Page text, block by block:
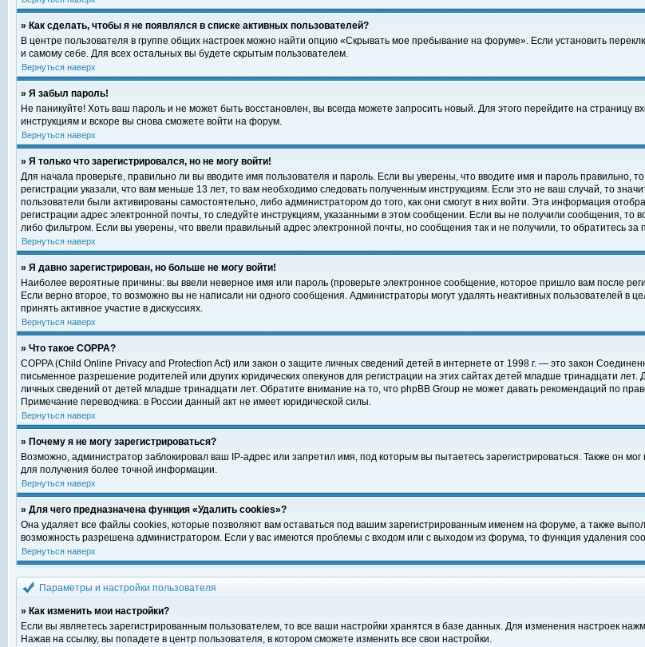
» Как сделать, чтобы я не появлялся в списке активных пользователей?
В центре пользователя в группе общих настроек можно найти опцию «Скрывать мое пребывание на форуме». Если установить
и самому себе. Для всех остальных вы будете скрытым пользователем.
Вернуться наверх
» Я забыл пароль!
Не паникуйте! Хоть ваш пароль и не может быть восстановлен, вы всегда можете запросить новый. Для этого перейдите на
инструкциям и вскоре вы снова сможете войти на форум.
Вернуться наверх
» Я только что зарегистрировался, но не могу войти!
Для начала проверьте, правильно ли вы вводите имя пользователя и пароль. Если вы уверены, что вводите имя и пароль правильно,
регистрации указали, что вам меньше 13 лет, то вам необходимо следовать полученным инструкциям. Если это не ваш случай, то
пользователи были активированы самостоятельно, либо администратором до того, как они смогут в них войти. Эта информация
регистрации адрес электронной почты, то следуйте инструкциям, указанными в этом сообщении. Если вы не получили сообщения, то
либо фильтром. Если вы уверены, что ввели правильный адрес электронной почты, но сообщения так и не получили, то обратитесь
Вернуться наверх
» Я давно зарегистрирован, но больше не могу войти!
Наиболее вероятные причины: вы ввели неверное имя или пароль (проверьте электронное сообщение, которое пришло вам после
Если верно второе, то возможно вы не написали ни одного сообщения. Администраторы могут удалять неактивных пользователей в
принять активное участие в дискуссиях.
Вернуться наверх
» Что такое COPPA?
COPPA (Child Online Privacy and Protection Act) или закон о защите личных сведений детей в интернете от 1998 г. — это закон
письменное разрешение родителей или других юридических опекунов для регистрации на этих сайтах детей младше тринадцати
личных сведений от детей младше тринадцати лет. Обратите внимание на то, что phpBB Group не может давать рекомендаций по
Примечание переводчика: в России данный акт не имеет юридической силы.
Вернуться наверх
» Почему я не могу зарегистрироваться?
Возможно, администратор заблокировал ваш IP-адрес или запретил имя, под которым вы пытаетесь зарегистрироваться. Также он
для получения более точной информации.
Вернуться наверх
» Для чего предназначена функция «Удалить cookies»?
Она удаляет все файлы cookies, которые позволяют вам оставаться под вашим зарегистрированным именем на форуме, а также
возможность разрешена администратором. Если у вас имеются проблемы с входом или с выходом из форума, то функция удаления
Вернуться наверх
Параметры и настройки пользователя
» Как изменить мои настройки?
Если вы являетесь зарегистрированным пользователем, то все ваши настройки хранятся в базе данных. Для изменения настроек
Нажав на ссылку, вы попадете в центр пользователя, в котором сможете изменить все свои настройки.